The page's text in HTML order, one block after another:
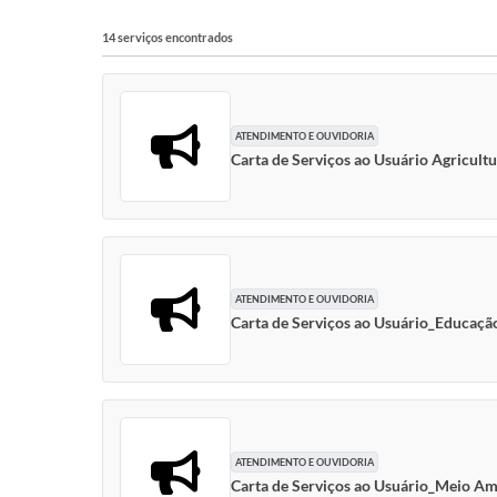
14 serviços encontrados
ATENDIMENTO E OUVIDORIA
Carta de Serviços ao Usuário
ATENDIMENTO E OUVIDORIA
Carta de Serviços ao
ATENDIMENTO E OUVIDORIA
Carta de Serviços ao Usuário_Meio